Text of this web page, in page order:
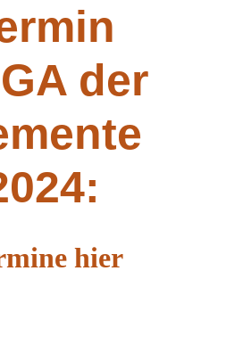
der
hier